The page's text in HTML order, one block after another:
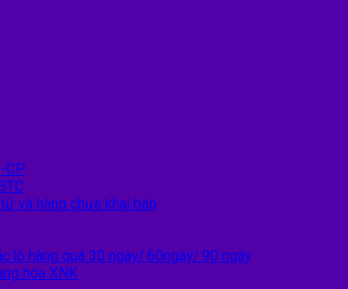
CP
và hàng chưa khai báo
lô hàng quá 30 ngày/ 60ngày/ 90 ngày
hóa XNK